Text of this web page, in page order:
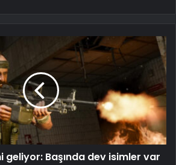
geliyor: Başında dev isimler var